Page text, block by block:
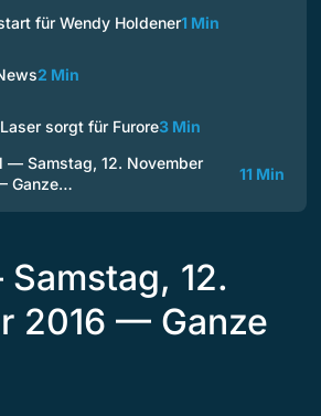
für Wendy Holdener1 Min
2 Min
sorgt für Furore3 Min
— Samstag, 12. November
Ganze…
11 Min
12.
2016 — Ganze